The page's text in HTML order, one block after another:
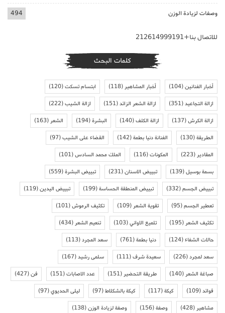
وصفات لزيادة الوزن 494
للاتصال بنا+212614999191
كلمات البحث
أخبار الفنانين(104) أخبار المشاهير(118) ابتسام تسكت(120)
ازالة التجاعيد(351) ازالة الشعر الزائد(151) ازالة الشيب(222)
ازالة الكرش(137) ازالة الكلف(140) البشرة(194) الشعر(163)
الطريقة(130) الفنانة دنيا بطمة(142) القضاء على الشيب(97)
المقادير(223) المكونات(116) الملك محمد السادس(101)
بسمة بوسيل(139) تبييض الاسنان(231) تبييض البشرة(559)
تبييض الجسم(332) تبييض المنطقة الحساسة(199) تبييض اليدين(119)
تعطير الجسم(95) تقوية الشعر(109) تكثيف الرموش(101)
تكثيف الشعر(195) تلميع الاواني(103) تنعيم الشعر(434)
حالات الشفاء(124) دنيا بطمة(761) سعد المجرد(113)
سعد لمجرد(226) سعيدة شرف(111) سلمى رشيد(167)
صباغة الشعر(140) طريقة التحضير(151) عدد الاصابات(151) فن(427)
فوائد(109) كيكة(117) كيكة بالشكلاط(97) ليلى الحديوي(97)
مشاهير(428) وصفة(156) وصفة لزيادة الوزن(138)